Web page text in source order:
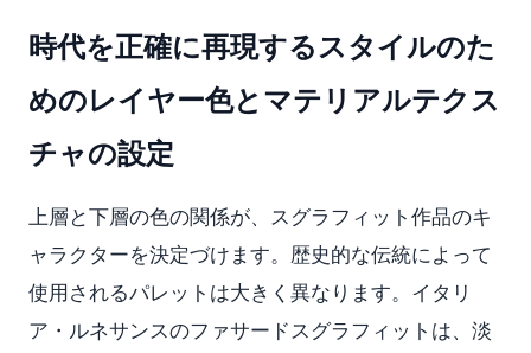
時代を正確に再現するスタイルのた
めのレイヤー色とマテリアルテクス
チャの設定
上層と下層の色の関係が、スグラフィット作品のキ
ャラクターを決定づけます。歴史的な伝統によって
使用されるパレットは大きく異なります。イタリ
ア・ルネサンスのファサードスグラフィットは、淡